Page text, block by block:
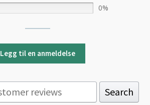
0%
Legg til en anmeldelse
Search